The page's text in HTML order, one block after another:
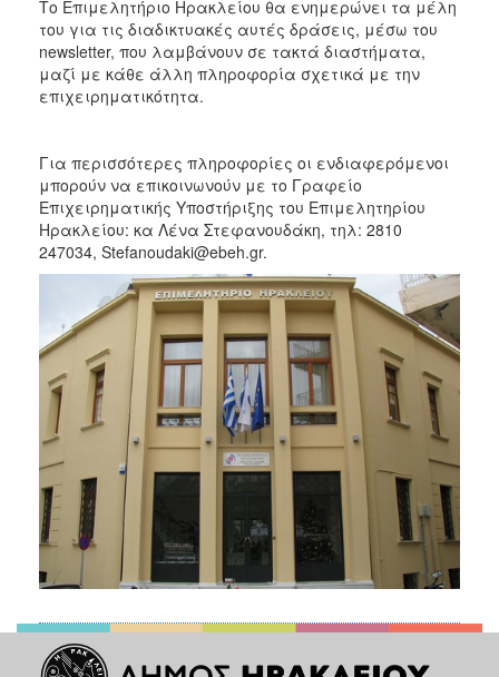
ΠΟΛΙΤΙΣΜΟΣ
ΑΝΘΕΚΤΙΚΗ
Το Επιμελητήριο Ηρακλείου θα ενημερώνει τα μέλη
του για τις διαδικτυακές αυτές δράσεις, μέσω του
newsletter, που λαμβάνουν σε τακτά διαστήματα,
μαζί με κάθε άλλη πληροφορία σχετικά με την
επιχειρηματικότητα.
Για περισσότερες πληροφορίες οι ενδιαφερόμενοι
μπορούν να επικοινωνούν με το Γραφείο
Επιχειρηματικής Υποστήριξης του Επιμελητηρίου
Ηρακλείου: κα Λένα Στεφανουδάκη, τηλ: 2810
247034, Stefanoudaki@ebeh.gr.